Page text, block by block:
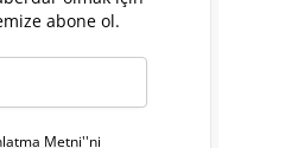
abone ol.
Metni''ni